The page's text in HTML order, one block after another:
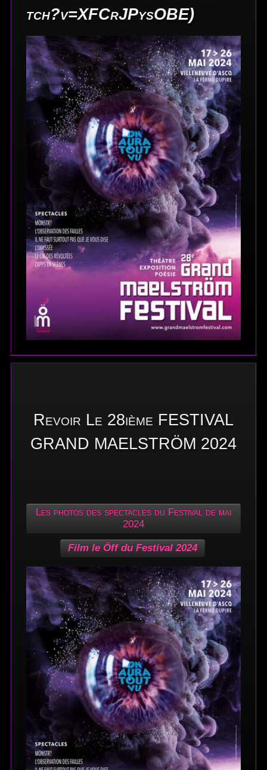
tch?v=XFCrJPysOBE)
Revoir Le 28ième FESTIVAL
GRAND MAELSTRÖM 2024
Les photos des spectacles du Festival de mai
2024
Film le Öff du Festival 2024